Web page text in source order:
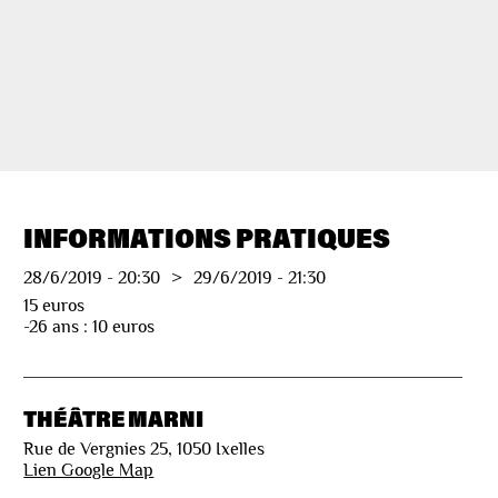
INFORMATIONS PRATIQUES
28/6/2019 -20:30 > 29/6/2019 -21:30
15 euros
-26 ans : 10 euros
THÉÂTRE MARNI
Rue de Vergnies 25, 1050 Ixelles
Lien Google Map